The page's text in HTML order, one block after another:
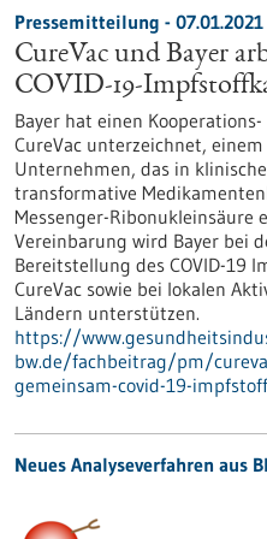
Pressemitteilung - 07.01.2021
CureVac und Bayer
COVID-19-
Bayer hat einen
CureVac unterzeichnet,
Unternehmen, das in
transformative
Messenger-Ribonukleinsäure
Vereinbarung wird Bayer bei
Bereitstellung des COVID-19
CureVac sowie bei lokalen
Ländern unterstützen.
https://
bw.de/fachbeitrag/pm/
gemeinsam-covid-19-
Neues Analyseverfahren aus